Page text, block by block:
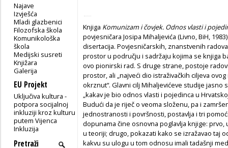
Najave
Izvješća
Mladi glazbenici
Filozofska škola
Komunikološka
škola
Medijski susreti
Knjižara
Galerija
EU Projekt
Uključiva kultura -
potpora socijalnoj
inkluziji kroz kulturu
putem Vijenca
Inkluzija
Knjiga Komunizam i čovjek. Odnos vlasti i
povjesničara Josipa Mihaljevića (Livno, BiH,
disertacija. Povjesničarskih, znanstvenih
prostor u području i sadržaju kojima se knjiga
ovo pionirski rad. S druge strane, postoje
prostor, ali „najveći dio istraživačkih ciljeva
okrznut“. Glavni cilj Mihaljevićeve studije
„kakav je bio odnos vlasti i pojedinca u
Budući da je riječ o veoma složenu, pa i
jednostranosti i površnosti, postavlja i tri
dopunama čine osnovna poglavlja knjige:
u teoriji; drugo, pokazati kako se izražavao taj
kakvu su ulogu u tom odnosu imali tadašnji